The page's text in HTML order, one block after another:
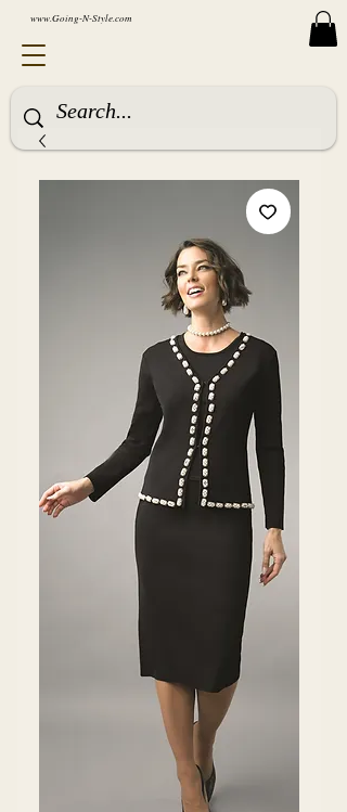
www.Going-N-Style.com